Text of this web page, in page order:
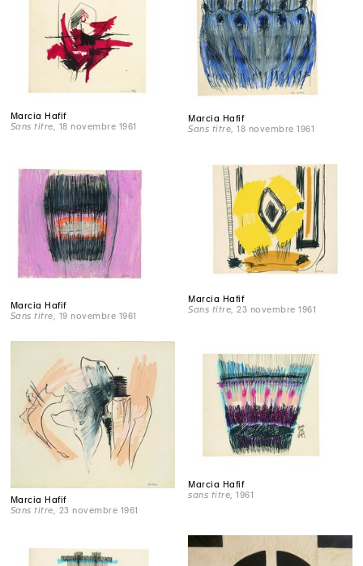
Marcia Hafif
Sans titre , 18 novembre 1961
Marcia Hafif
Sans titre , 18 novembre 1961
Marcia Hafif
Sans titre , 19 novembre 1961
Marcia Hafif
Sans titre , 23 novembre 1961
Marcia Hafif
Sans titre , 23 novembre 1961
Marcia Hafif
sans titre , 1961